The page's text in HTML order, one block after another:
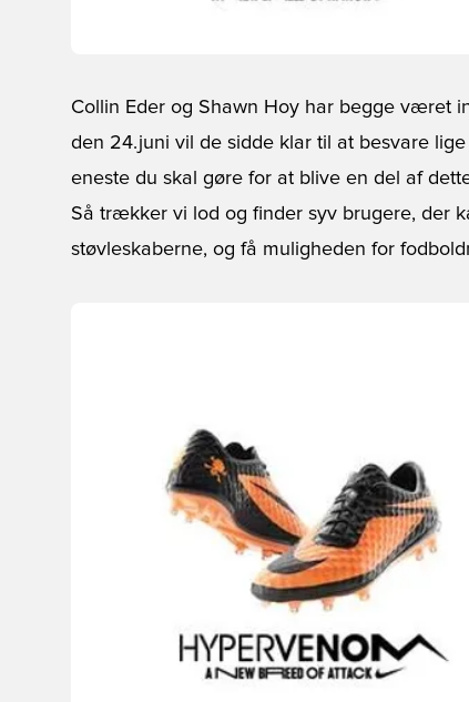
Collin Eder og Shawn Hoy har begge været
den 24.juni vil de sidde klar til at besvare
eneste du skal gøre for at blive en del af
Så trækker vi lod og finder syv brugere, der
støvleskaberne, og få muligheden for